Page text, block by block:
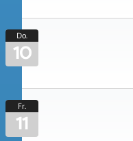
Do.
10
Fr.
11